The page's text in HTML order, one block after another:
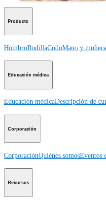
Producto
HombroRodillaCodoMano y muñeca
Educación médica
Educación médicaDescripción de
Corporación
CorporaciónQuiénes somosEventos
Recursos